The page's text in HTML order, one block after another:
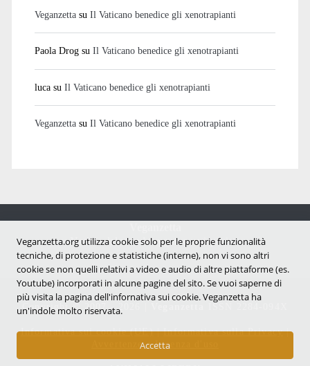
Veganzettasu Il Vaticano benedice gli xenotrapianti
Paola Drogsu Il Vaticano benedice gli xenotrapianti
lucasu Il Vaticano benedice gli xenotrapianti
Veganzettasu Il Vaticano benedice gli xenotrapianti
Notizie dal mondo vegan e antispecista
Copyright © 2007 - 2026 |
Informativa sui cookie (UE)|Informativa sulla Privacy|
Avvertenze e Licenza d'uso
Veganzetta.org utilizza cookie solo per le proprie funzionalità
tecniche, di protezione e statistiche (interne), non vi sono altri
cookie se non quelli relativi a video e audio di altre piattaforme (es.
Youtube) incorporati in alcune pagine del sito. Se vuoi saperne di
più visita la pagina dell'infornativa sui cookie. Veganzetta ha
un'indole molto riservata.
Accetta